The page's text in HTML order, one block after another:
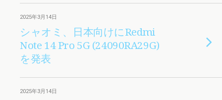
2025年3月14日
シャオミ、日本向けにRedmi
Note 14 Pro 5G (24090RA29G)
を発表
2025年3月14日